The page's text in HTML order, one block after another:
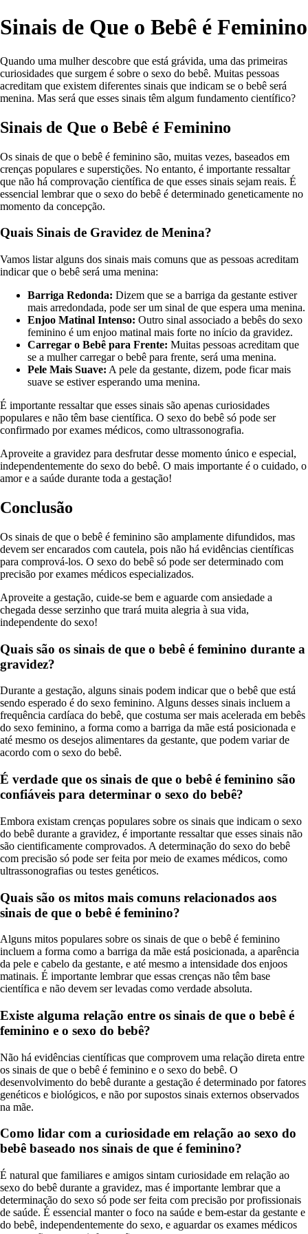
Sinais de Que o Bebê é Feminino
Quando uma mulher descobre que está grávida, uma das primeiras
curiosidades que surgem é sobre o sexo do bebê. Muitas pessoas
acreditam que existem diferentes sinais que indicam se o bebê será
menina. Mas será que esses sinais têm algum fundamento científico?
Sinais de Que o Bebê é Feminino
Os sinais de que o bebê é feminino são, muitas vezes, baseados em
crenças populares e superstições. No entanto, é importante ressaltar
que não há comprovação científica de que esses sinais sejam reais. É
essencial lembrar que o sexo do bebê é determinado geneticamente no
momento da concepção.
Quais Sinais de Gravidez de Menina?
Vamos listar alguns dos sinais mais comuns que as pessoas acreditam
indicar que o bebê será uma menina:
Barriga Redonda: Dizem que se a barriga da gestante estiver
mais arredondada, pode ser um sinal de que espera uma menina.
Enjoo Matinal Intenso: Outro sinal associado a bebês do sexo
feminino é um enjoo matinal mais forte no início da gravidez.
Carregar o Bebê para Frente: Muitas pessoas acreditam que
se a mulher carregar o bebê para frente, será uma menina.
Pele Mais Suave: A pele da gestante, dizem, pode ficar mais
suave se estiver esperando uma menina.
É importante ressaltar que esses sinais são apenas curiosidades
populares e não têm base científica. O sexo do bebê só pode ser
confirmado por exames médicos, como ultrassonografia.
Aproveite a gravidez para desfrutar desse momento único e especial,
independentemente do sexo do bebê. O mais importante é o cuidado, o
amor e a saúde durante toda a gestação!
Conclusão
Os sinais de que o bebê é feminino são amplamente difundidos, mas
devem ser encarados com cautela, pois não há evidências científicas
para comprová-los. O sexo do bebê só pode ser determinado com
precisão por exames médicos especializados.
Aproveite a gestação, cuide-se bem e aguarde com ansiedade a
chegada desse serzinho que trará muita alegria à sua vida,
independente do sexo!
Quais são os sinais de que o bebê é feminino durante a
gravidez?
Durante a gestação, alguns sinais podem indicar que o bebê que está
sendo esperado é do sexo feminino. Alguns desses sinais incluem a
frequência cardíaca do bebê, que costuma ser mais acelerada em bebês
do sexo feminino, a forma como a barriga da mãe está posicionada e
até mesmo os desejos alimentares da gestante, que podem variar de
acordo com o sexo do bebê.
É verdade que os sinais de que o bebê é feminino são
confiáveis para determinar o sexo do bebê?
Embora existam crenças populares sobre os sinais que indicam o sexo
do bebê durante a gravidez, é importante ressaltar que esses sinais não
são cientificamente comprovados. A determinação do sexo do bebê
com precisão só pode ser feita por meio de exames médicos, como
ultrassonografias ou testes genéticos.
Quais são os mitos mais comuns relacionados aos
sinais de que o bebê é feminino?
Alguns mitos populares sobre os sinais de que o bebê é feminino
incluem a forma como a barriga da mãe está posicionada, a aparência
da pele e cabelo da gestante, e até mesmo a intensidade dos enjoos
matinais. É importante lembrar que essas crenças não têm base
científica e não devem ser levadas como verdade absoluta.
Existe alguma relação entre os sinais de que o bebê é
feminino e o sexo do bebê?
Não há evidências científicas que comprovem uma relação direta entre
os sinais de que o bebê é feminino e o sexo do bebê. O
desenvolvimento do bebê durante a gestação é determinado por fatores
genéticos e biológicos, e não por supostos sinais externos observados
na mãe.
Como lidar com a curiosidade em relação ao sexo do
bebê baseado nos sinais de que é feminino?
É natural que familiares e amigos sintam curiosidade em relação ao
sexo do bebê durante a gravidez, mas é importante lembrar que a
determinação do sexo só pode ser feita com precisão por profissionais
de saúde. É essencial manter o foco na saúde e bem-estar da gestante e
do bebê, independentemente do sexo, e aguardar os exames médicos